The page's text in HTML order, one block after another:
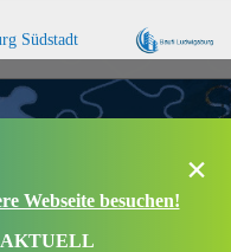
Südstadt
×
Webseite besuchen!
AKTUELL